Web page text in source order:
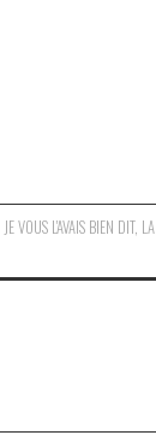
JE VOUS L'AVAIS BIEN DIT, LA